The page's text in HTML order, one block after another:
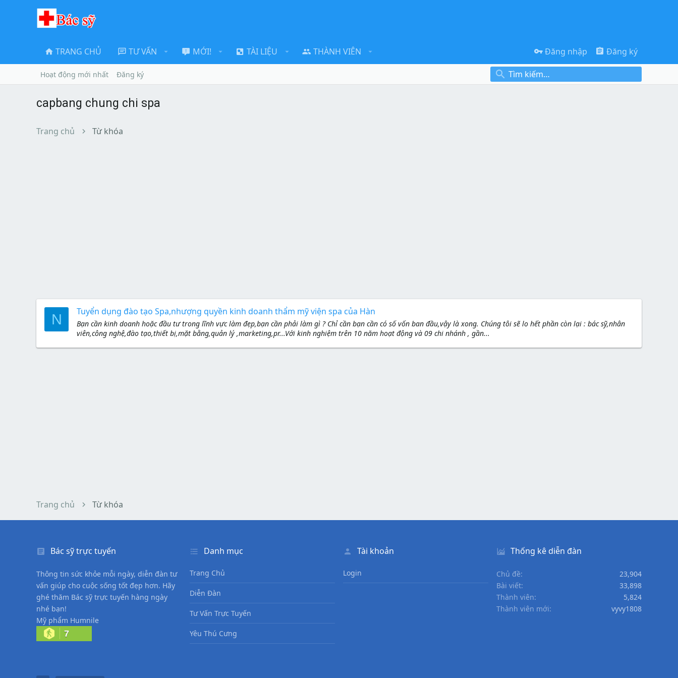
TRANG CHỦ TƯ VẤN MỚI! TÀI LIỆU THÀNH VIÊN Đăng nhập Đăng ký
Hoạt động mới nhất Đăng ký
capbang chung chi spa
Trang chủ Từ khóa
N Tuyển dụng đào tạo Spa,nhượng quyền kinh doanh thẩm mỹ viện spa của Hàn
Bạn cần kinh doanh hoặc đầu tư trong lĩnh vực làm đẹp,bạn cần phải làm gì ? Chỉ cần bạn cần có số vốn ban đầu,vậy là xong. Chúng tôi sẽ lo hết phần còn lại : bác sỹ,nhân
viên,công nghệ,đào tạo,thiết bị,mặt bằng,quản lý ,marketing,pr...Với kinh nghiệm trên 10 năm hoạt động và 09 chi nhánh , gần...
Trang chủ Từ khóa
Bác sỹ trực tuyến
Thông tin sức khỏe mỗi ngày, diễn đàn tư
vấn giúp cho cuộc sống tốt đẹp hơn. Hãy
ghé thăm Bác sỹ trực tuyến hàng ngày
nhé bạn!
Mỹ phẩm Humnile
7
Danh mục
Trang Chủ
Diễn Đàn
Tư Vấn Trực Tuyến
Yêu Thú Cưng
Tài khoản
Login
Thống kê diễn đàn
Chủ đề
23,904
Bài viết
33,898
Thành viên
5,824
Thành viên mới
vyvy1808